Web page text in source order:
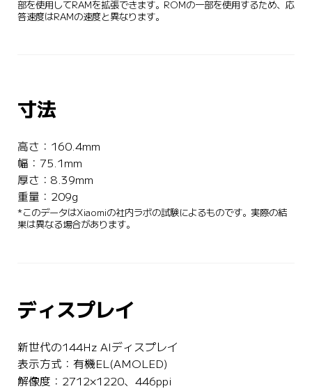
部を使用してRAMを拡張できます。ROMの一部を使用するため、応
答速度はRAMの速度と異なります。
寸法
高さ：160.4mm
幅：75.1mm
厚さ：8.39mm
重量：209g
*このデータはXiaomiの社内ラボの試験によるものです。実際の結
果は異なる場合があります。
ディスプレイ
新世代の144Hz AIディスプレイ
表示方式：有機EL(AMOLED)
解像度：2712×1220、446ppi